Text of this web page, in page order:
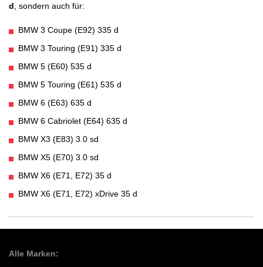
d , sondern auch für:
BMW 3 Coupe (E92) 335 d
BMW 3 Touring (E91) 335 d
BMW 5 (E60) 535 d
BMW 5 Touring (E61) 535 d
BMW 6 (E63) 635 d
BMW 6 Cabriolet (E64) 635 d
BMW X3 (E83) 3.0 sd
BMW X5 (E70) 3.0 sd
BMW X6 (E71, E72) 35 d
BMW X6 (E71, E72) xDrive 35 d
Alle Marken: